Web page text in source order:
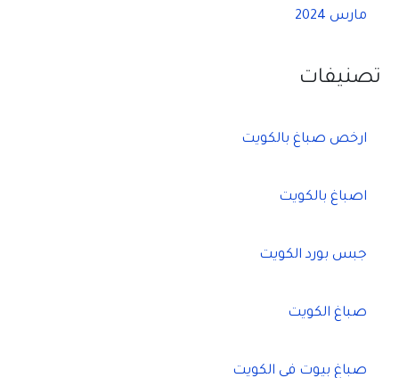
مارس 2024
تصنيفات
ارخص صباغ بالكويت
اصباغ بالكويت
جبس بورد الكويت
صباغ الكويت
صباغ بيوت فى الكويت